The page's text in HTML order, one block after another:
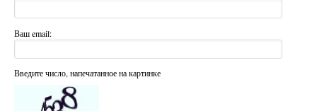
Ваш email:
Введите число, напечатанное на картинке